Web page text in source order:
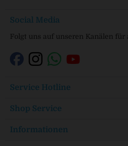
Social Media
Folgt uns auf unseren Kanälen für
Service Hotline
Shop Service
Informationen